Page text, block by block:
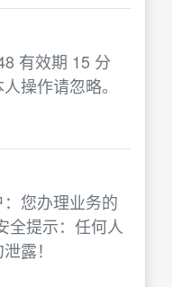
有效期 15 分
操作请忽略。
：您办理业务的
全提示：任何人
露！